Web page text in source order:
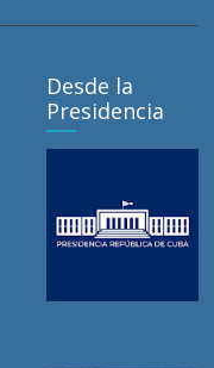
Desde la
Presidencia